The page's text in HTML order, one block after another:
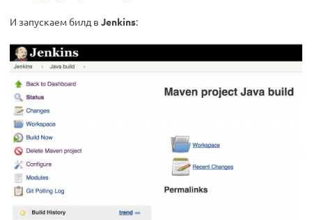
И запускаем билд в Jenkins: